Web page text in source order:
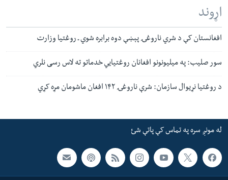
اړوند
افغانستان کې د شري ناروغۍ پېښې دوه برابره شوي ـ روغتیا وزارت
سور صلیب: په میلیونونو افغانان روغتیايي خدماتو ته لاس رسی نلري
د روغتیا نړیوال سازمان: شرې ناروغۍ ۱۴۲ افغان ماشومان مړه کړي
له مونږ سره په تماس کې پاتې شئ